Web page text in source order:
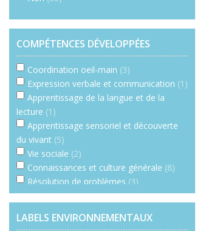
COMPÉTENCES DÉVELOPPÉES
Coordination oeil-main (3)
Expression verbale et communication (1)
Apprentissage de la langue et de la
lecture (1)
Apprentissage sensoriel et découverte
du vivant (5)
Vie sociale (2)
Connaissances et culture générale (8)
Résolution de problèmes (3)
Emotions(1)
Imagination et créativité(3)
LABELS ENVIRONNEMENTAUX